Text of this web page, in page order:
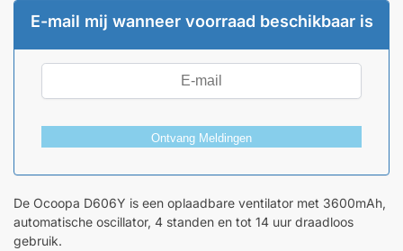
E-mail mij wanneer voorraad beschikbaar is
Ontvang Meldingen
De Ocoopa D606Y is een oplaadbare ventilator met 3600mAh,
automatische oscillator, 4 standen en tot 14 uur draadloos
gebruik.